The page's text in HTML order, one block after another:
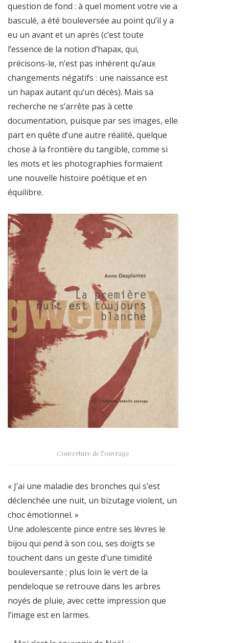
question de fond : à quel moment votre vie a
basculé, a été bouleversée au point qu’il y a
eu un avant et un après (c’est toute
l’essence de la notion d’hapax, qui,
précisons-le, n’est pas inhérent qu’aux
changements négatifs : une naissance est
un hapax autant qu’un décès). Mais sa
recherche ne s’arrête pas à cette
documentation, puisque par ses images, elle
part en quête d’une autre réalité, quelque
chose à la frontière du tangible, comme si
les mots et les photographies formaient
une nouvelle histoire poétique et en
équilibre.
Couverture de l’ouvrage
« J’ai une maladie des bronches qui s’est
déclenchée une nuit, un bizutage violent, un
choc émotionnel. »
Une adolescente pince entre ses lèvres le
bijou qui pend à son cou, ses doigts se
touchent dans un geste d’une timidité
bouleversante ; plus loin le vert de la
pendeloque se retrouve dans les arbres
noyés de pluie, avec cette impression que
l’image est en larmes.